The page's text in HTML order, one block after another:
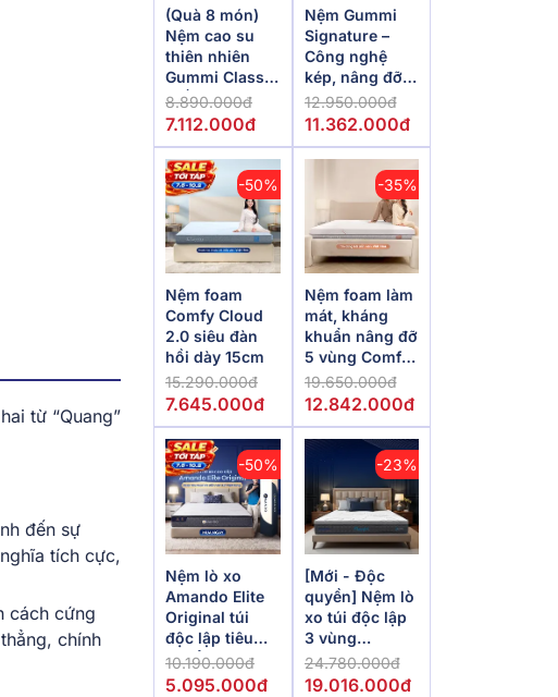
từ “Quang”
đến sự
tích cực,
cách cứng
chính
(Quà 8 món)
Nệm cao su
thiên nhiên
Gummi Classic
thế hệ mới dày
5/10/15cm
8.890.000đ
7.112.000đ
Nệm Gummi
Signature –
Công nghệ
kép, nâng đỡ
vượt trội,
kháng khuẩn
12.950.000đ
11.362.000đ
-50%
Nệm foam
Comfy Cloud
2.0 siêu đàn
hồi dày 15cm
15.290.000đ
7.645.000đ
-35%
Nệm foam làm
mát, kháng
khuẩn nâng đỡ
5 vùng Comfy
Lux 1.0
19.650.000đ
12.842.000đ
-50%
Nệm lò xo
Amando Elite
Original túi
độc lập tiêu
chuẩn khách
sạn 5 sao dày
10.190.000đ
5.095.000đ
-23%
[Mới - Độc
quyền] Nệm lò
xo túi độc lập
3 vùng
Dunlopillo
de.Stress
24.780.000đ
19.016.000đ